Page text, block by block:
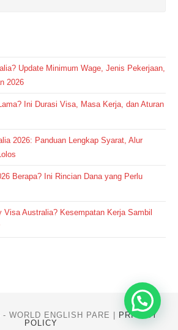
Update Minimum Wage, Jenis Pekerjaan,
2026
Ini Durasi Visa, Masa Kerja, dan Aturan
2026: Panduan Lengkap Syarat, Alur
Berapa? Ini Rincian Dana yang Perlu
Australia? Kesempatan Kerja Sambil
WORLD ENGLISH PARE |
PRIVACY
POLICY